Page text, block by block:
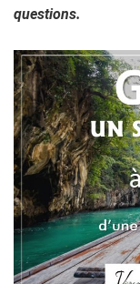
questions.